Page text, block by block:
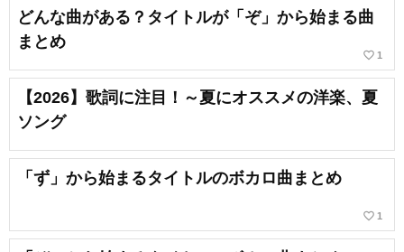
どんな曲がある？タイトルが「ぞ」から始まる曲
まとめ
favorite_border 1
【2026】歌詞に注目！～夏にオススメの洋楽、夏
ソング
「ず」から始まるタイトルのボカロ曲まとめ
favorite_border 1